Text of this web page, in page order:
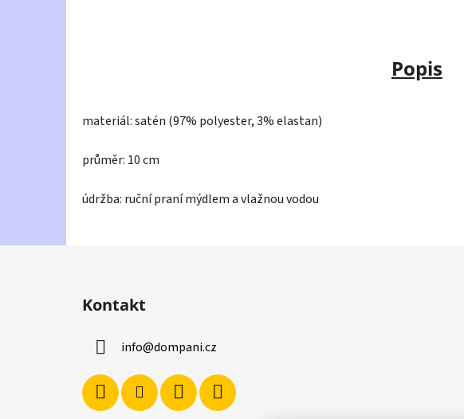
Popis
materiál: satén (97% polyester, 3% elastan)
průměr: 10 cm
údržba: ruční praní mýdlem a vlažnou vodou
Kontakt
info@dompani.cz